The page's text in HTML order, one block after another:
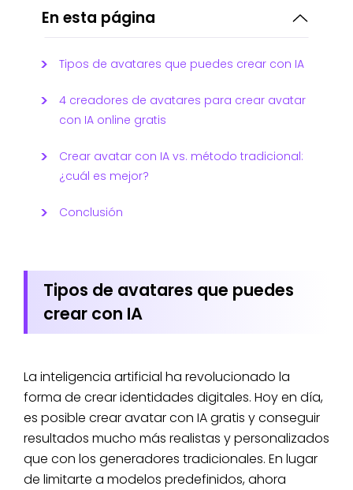
En esta página
Tipos de avatares que puedes crear con IA
4 creadores de avatares para crear avatar
con IA online gratis
Crear avatar con IA vs. método tradicional:
¿cuál es mejor?
Conclusión
Tipos de avatares que puedes
crear con IA
La inteligencia artificial ha revolucionado la
forma de crear identidades digitales. Hoy en día,
es posible crear avatar con IA gratis y conseguir
resultados mucho más realistas y personalizados
que con los generadores tradicionales. En lugar
de limitarte a modelos predefinidos, ahora